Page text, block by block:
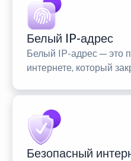
Белый IP-адрес
Белый IP-адрес — это
интернете, который
Безопасный